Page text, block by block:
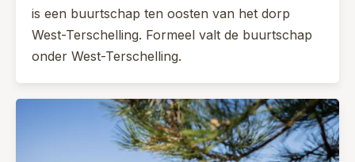
is een buurtschap ten oosten van het dorp
West-Terschelling. Formeel valt de buurtschap
onder West-Terschelling.